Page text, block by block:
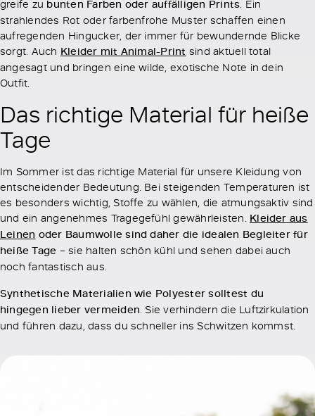
greife zu bunten Farben oder auffälligen Prints. Ein
strahlendes Rot oder farbenfrohe Muster schaffen einen
aufregenden Hingucker, der immer für bewundernde Blicke
sorgt. Auch Kleider mit Animal-Print sind aktuell total
angesagt und bringen eine wilde, exotische Note in dein
Outfit.
Das richtige Material für heiße
Tage
Im Sommer ist das richtige Material für unsere Kleidung von
entscheidender Bedeutung. Bei steigenden Temperaturen ist
es besonders wichtig, Stoffe zu wählen, die atmungsaktiv sind
und ein angenehmes Tragegefühl gewährleisten. Kleider aus
Leinen oder Baumwolle sind daher die idealen Begleiter für
heiße Tage – sie halten schön kühl und sehen dabei auch
noch fantastisch aus.
Synthetische Materialien wie Polyester solltest du
hingegen lieber vermeiden. Sie verhindern die Luftzirkulation
und führen dazu, dass du schneller ins Schwitzen kommst.